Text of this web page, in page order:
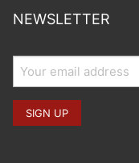
NEWSLETTER